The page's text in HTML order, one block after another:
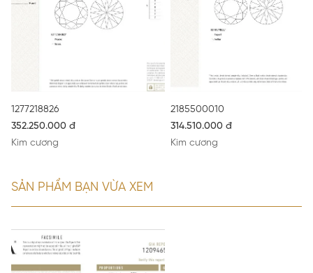
1277218826
352.250.000 đ
Kim cương
2185500010
314.510.000 đ
Kim cương
SẢN PHẨM BẠN VỪA XEM